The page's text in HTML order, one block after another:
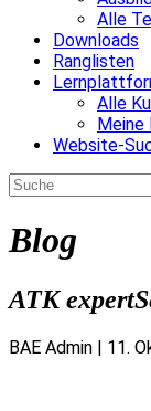
Alle
Downloads
Ranglisten
Alle
Meine
Website-
Blog
ATK
BAE Admin | 11.